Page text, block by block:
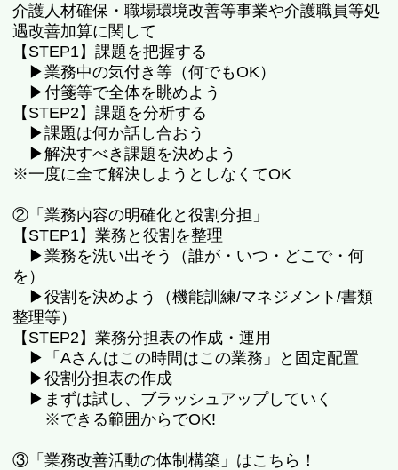
介護人材確保・職場環境改善等事業や介護職員等処
遇改善加算に関して
【STEP1】課題を把握する
▶業務中の気付き等（何でもOK）
▶付箋等で全体を眺めよう
【STEP2】課題を分析する
▶課題は何か話し合おう
▶解決すべき課題を決めよう
※一度に全て解決しようとしなくてOK
②「業務内容の明確化と役割分担」
【STEP1】業務と役割を整理
▶業務を洗い出そう（誰が・いつ・どこで・何
を）
▶役割を決めよう（機能訓練/マネジメント/書類
整理等）
【STEP2】業務分担表の作成・運用
▶「Aさんはこの時間はこの業務」と固定配置
▶役割分担表の作成
▶まずは試し、ブラッシュアップしていく
※できる範囲からでOK!
③「業務改善活動の体制構築」はこちら！